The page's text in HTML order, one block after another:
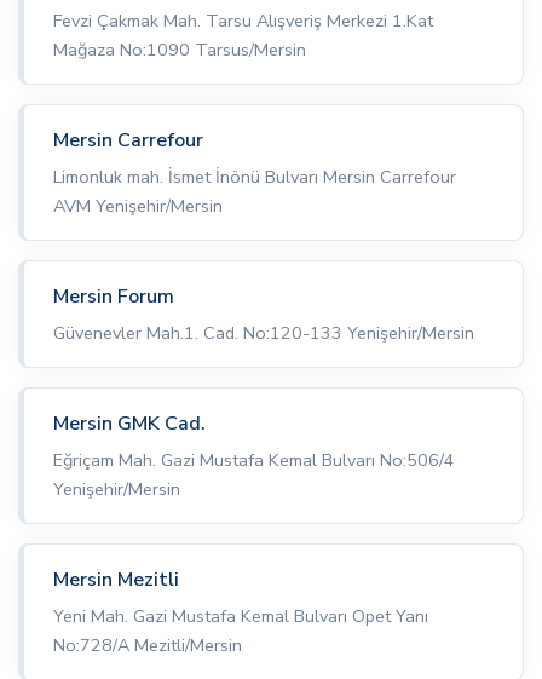
Fevzi Çakmak Mah. Tarsu Alışveriş Merkezi 1.Kat
Mağaza No:1090 Tarsus/Mersin
Mersin Carrefour
Limonluk mah. İsmet İnönü Bulvarı Mersin Carrefour
AVM Yenişehir/Mersin
Mersin Forum
Güvenevler Mah.1. Cad. No:120-133 Yenişehir/Mersin
Mersin GMK Cad.
Eğriçam Mah. Gazi Mustafa Kemal Bulvarı No:506/4
Yenişehir/Mersin
Mersin Mezitli
Yeni Mah. Gazi Mustafa Kemal Bulvarı Opet Yanı
No:728/A Mezitli/Mersin